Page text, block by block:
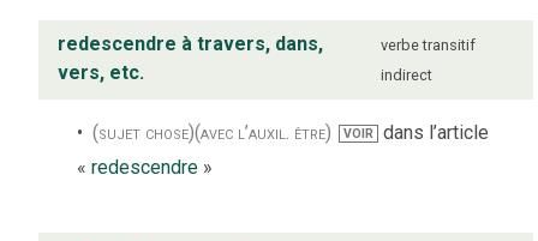
redescendre à travers, dans,
vers, etc.
verbe transitif
indirect
(sujet chose)(avec l’auxil. être) VOIR dans l’article
« redescendre »